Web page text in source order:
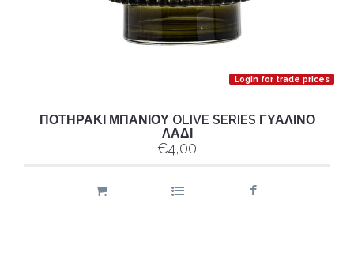
Login for trade prices
ΠΟΤΗΡΑΚΙ ΜΠΑΝΙΟΥ OLIVE SERIES ΓΥΑΛΙΝΟ
ΛΑΔΙ
€4,00